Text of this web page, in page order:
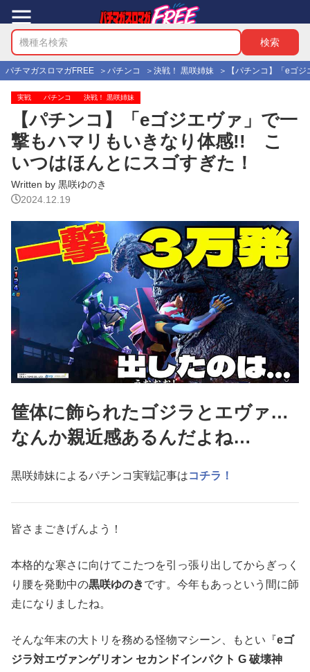
パチマガスロマガFREE パチンコ 決戦！ 黒咲姉妹 【パチンコ】「eゴ
実戦 パチンコ 決戦！ 黒咲姉妹
【パチンコ】「eゴジエヴァ」で一
撃もハマリもいきなり体感!! こ
いつはほんとにスゴすぎた！
Written by 黒咲ゆのき
2024.12.19
筐体に飾られたゴジラとエヴァ…
なんか親近感あるんだよね…
黒咲姉妹によるパチンコ実戦記事はコチラ！
皆さまごきげんよう！
本格的な寒さに向けてこたつを引っ張り出してからぎっく
り腰を発動中の黒咲ゆのきです。今年もあっという間に師
走になりましたね。
そんな年末の大トリを務める怪物マシーン、もとい『eゴ
ジラ対エヴァンゲリオン セカンドインパクト G 破壊神